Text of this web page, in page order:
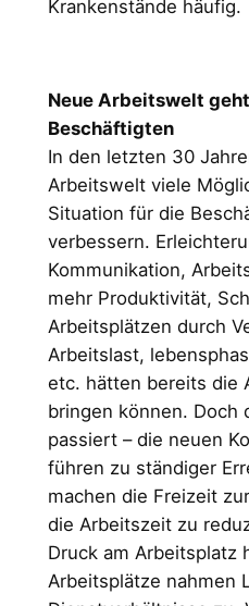
Krankenstände häufig.
Neue Arbeitswelt
Beschäftigten
In den letzten 30
Arbeitswelt viele
Situation für die
verbessern.
Kommunikation,
mehr Produktivität,
Arbeitsplätzen durch
Arbeitslast,
etc. hätten bereits die
bringen können. Doch
passiert – die neuen
führen zu ständiger
machen die Freizeit
die Arbeitszeit zu
Druck am Arbeitsplatz
Arbeitsplätze nahmen